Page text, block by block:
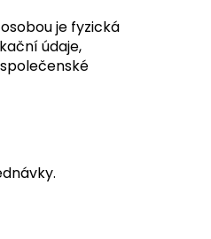
je fyzická
údaje,